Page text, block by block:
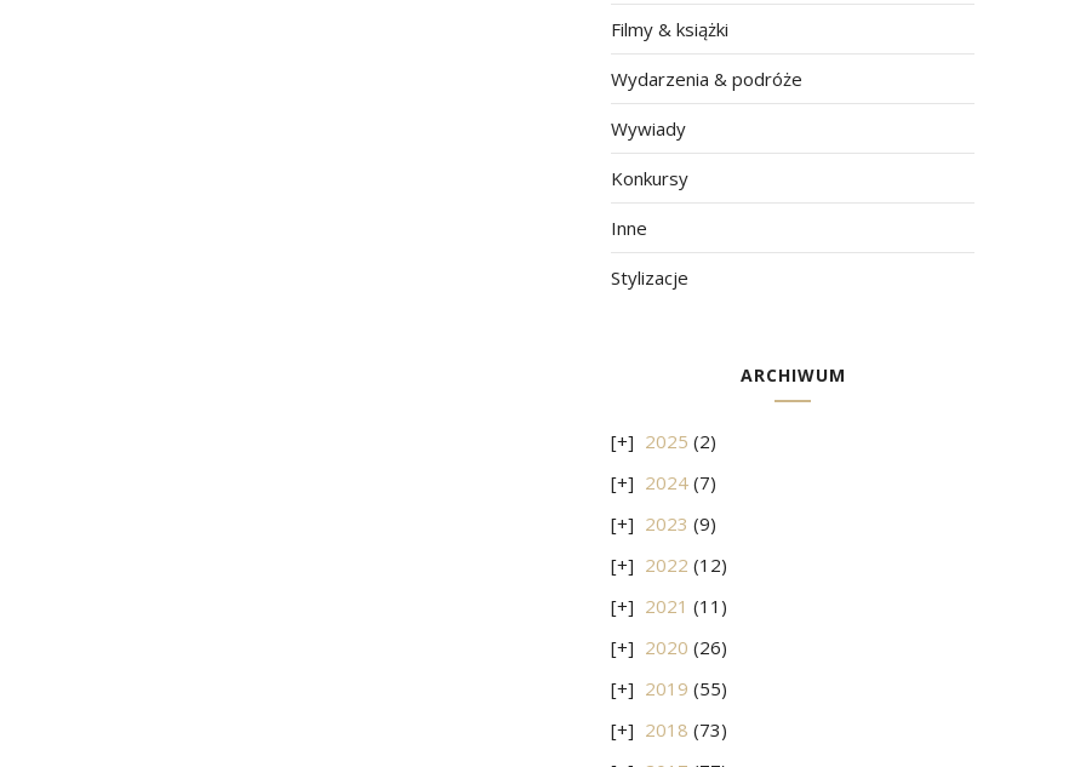
Filmy & książki
Wydarzenia & podróże
Wywiady
Konkursy
Inne
Stylizacje
ARCHIWUM
2025 (2)
2024 (7)
2023 (9)
2022 (12)
2021 (11)
2020 (26)
2019 (55)
2018 (73)